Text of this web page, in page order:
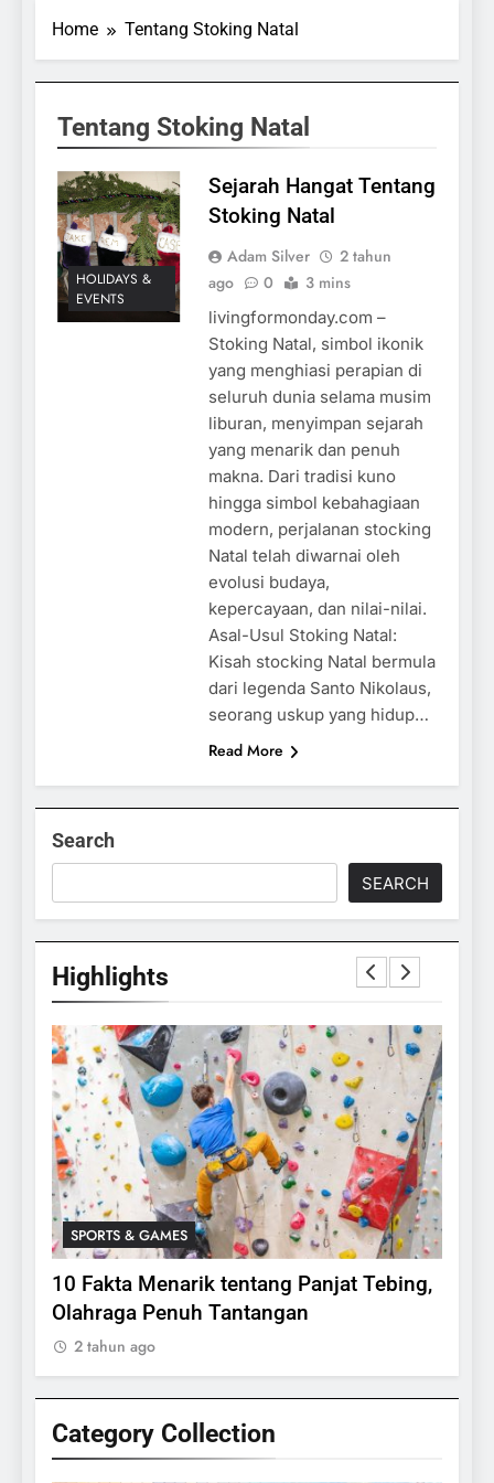
Home Tentang Stoking Natal
Tentang Stoking Natal
HOLIDAYS &
EVENTS
Sejarah Hangat Tentang
Stoking Natal
Adam Silver
2 tahun
ago
0 3 mins
livingformonday.com –
Stoking Natal, simbol ikonik
yang menghiasi perapian di
seluruh dunia selama musim
liburan, menyimpan sejarah
yang menarik dan penuh
makna. Dari tradisi kuno
hingga simbol kebahagiaan
modern, perjalanan stocking
Natal telah diwarnai oleh
evolusi budaya,
kepercayaan, dan nilai-nilai.
Asal-Usul Stoking Natal:
Kisah stocking Natal bermula
dari legenda Santo Nikolaus,
seorang uskup yang hidup…
Read More
Search
SEARCH
Highlights
SPORTS & GAMES
10 Fakta Menarik tentang Panjat Tebing,
Olahraga Penuh Tantangan
2 tahun ago
Category Collection
Apakah Benar Gajah Takut